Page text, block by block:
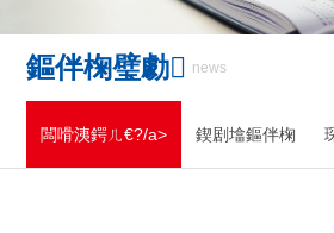
鏂伴椈璧勮 news
闆嗗洟鍔ㄦ€?/a> 鍥剧墖鏂伴椈